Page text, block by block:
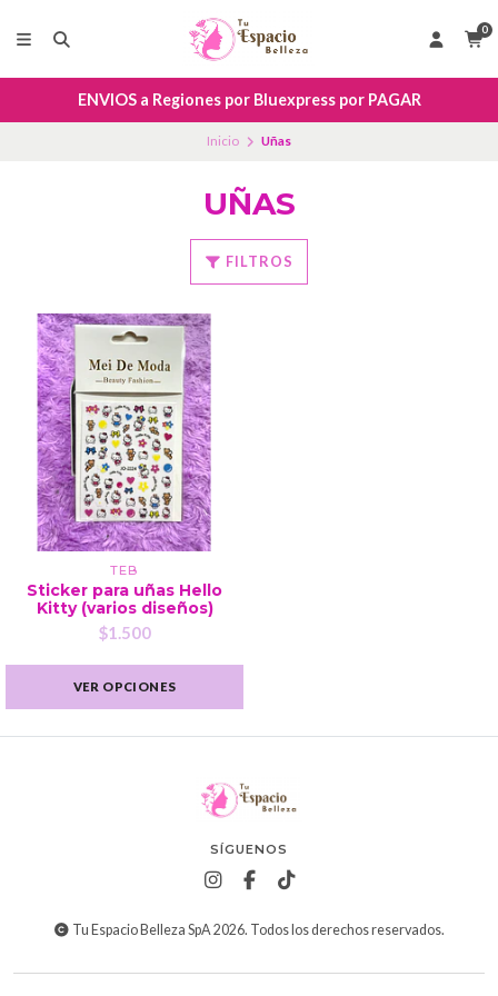
0
ENVIOS a Regiones por Bluexpress por PAGAR
Inicio Uñas
UÑAS
FILTROS
TEB
Sticker para uñas Hello
Kitty (varios diseños)
$1.500
VER OPCIONES
SÍGUENOS
Tu Espacio Belleza SpA 2026. Todos los derechos reservados.